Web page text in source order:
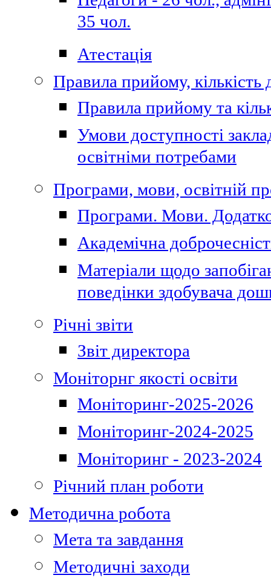
35 чол.
Атестація
Правила прийому, кількість
Правила прийому та
Умови доступності
освітніми потребами
Програми, мови, освітній
Програми. Мови.
Академічна
Матеріали щодо
поведінки здобувача
Річні звіти
Звіт директора
Моніторнг якості освіти
Моніторинг-2025-2026
Моніторинг-2024-2025
Моніторинг - 2023-2024
Річний план роботи
Методична робота
Мета та завдання
Методичні заходи